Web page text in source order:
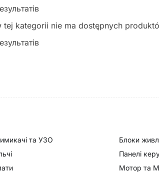
tej kategorii nie ma dostępnych
та УЗО
Блоки
Панелі
Мотор та